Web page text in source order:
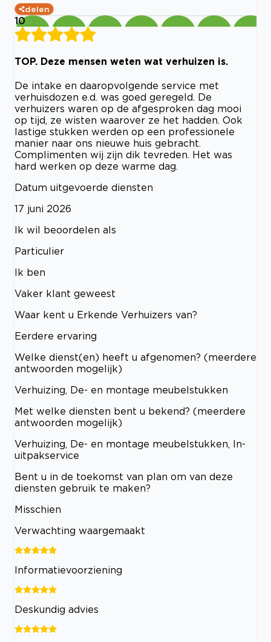
delen
10
TOP. Deze mensen weten wat verhuizen is.
De intake en daaropvolgende service met
verhuisdozen e.d. was goed geregeld. De
verhuizers waren op de afgesproken dag mooi
op tijd, ze wisten waarover ze het hadden. Ook
lastige stukken werden op een professionele
manier naar ons nieuwe huis gebracht.
Complimenten wij zijn dik tevreden. Het was
hard werken op deze warme dag.
Datum uitgevoerde diensten
17 juni 2026
Ik wil beoordelen als
Particulier
Ik ben
Vaker klant geweest
Waar kent u Erkende Verhuizers van?
Eerdere ervaring
Welke dienst(en) heeft u afgenomen? (meerdere
antwoorden mogelijk)
Verhuizing, De- en montage meubelstukken
Met welke diensten bent u bekend? (meerdere
antwoorden mogelijk)
Verhuizing, De- en montage meubelstukken, In-
uitpakservice
Bent u in de toekomst van plan om van deze
diensten gebruik te maken?
Misschien
Verwachting waargemaakt
Informatievoorziening
Deskundig advies